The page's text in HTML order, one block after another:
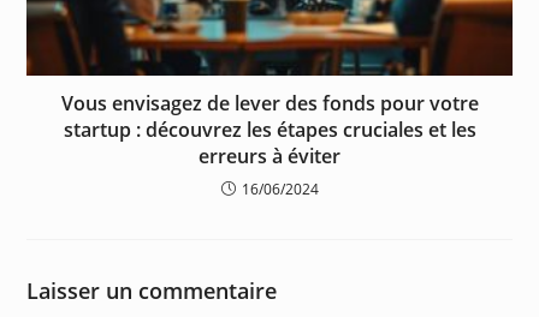
Vous envisagez de lever des fonds pour votre
startup : découvrez les étapes cruciales et les
erreurs à éviter
16/06/2024
Laisser un commentaire